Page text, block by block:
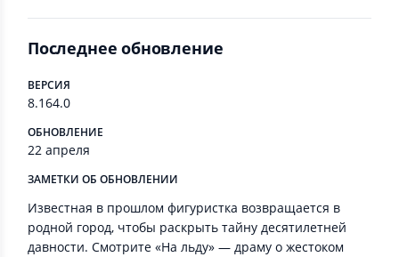
Последнее обновление
ВЕРСИЯ
8.164.0
ОБНОВЛЕНИЕ
22 апреля
ЗАМЕТКИ ОБ ОБНОВЛЕНИИ
Известная в прошлом фигуристка возвращается в
родной город, чтобы раскрыть тайну десятилетней
давности. Смотрите «На льду» — драму о жестоком